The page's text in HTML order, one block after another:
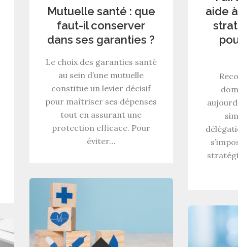
aide
Mutuelle santé : que
faut-il conserver
dans ses garanties ?
Le choix des garanties santé
au sein d’une mutuelle
constitue un levier décisif
pour maîtriser ses dépenses
tout en assurant une
protection efficace. Pour
éviter…